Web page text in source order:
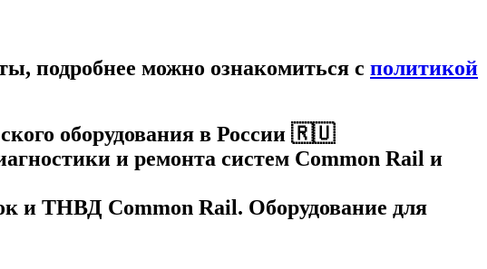
подробнее можно ознакомиться c политикой
оборудования в России 🇷🇺
и ремонта систем Common Rail и
и ТНВД Common Rail. Оборудование для